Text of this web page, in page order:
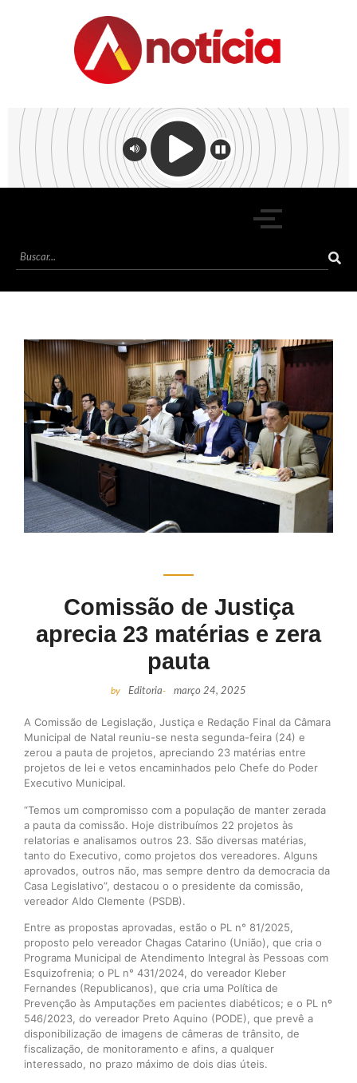
Comissão de Justiça
aprecia 23 matérias e zera
pauta
by Editoria- março 24, 2025
A Comissão de Legislação, Justiça e Redação Final da Câmara
Municipal de Natal reuniu-se nesta segunda-feira (24) e
zerou a pauta de projetos, apreciando 23 matérias entre
projetos de lei e vetos encaminhados pelo Chefe do Poder
Executivo Municipal.
“Temos um compromisso com a população de manter zerada
a pauta da comissão. Hoje distribuímos 22 projetos às
relatorias e analisamos outros 23. São diversas matérias,
tanto do Executivo, como projetos dos vereadores. Alguns
aprovados, outros não, mas sempre dentro da democracia da
Casa Legislativo”, destacou o o presidente da comissão,
vereador Aldo Clemente (PSDB).
Entre as propostas aprovadas, estão o PL n° 81/2025,
proposto pelo vereador Chagas Catarino (União), que cria o
Programa Municipal de Atendimento Integral às Pessoas com
Esquizofrenia; o PL n° 431/2024, do vereador Kleber
Fernandes (Republicanos), que cria uma Política de
Prevenção às Amputações em pacientes diabéticos; e o PL nº
546/2023, do vereador Preto Aquino (PODE), que prevê a
disponibilização de imagens de câmeras de trânsito, de
fiscalização, de monitoramento e afins, a qualquer
interessado, no prazo máximo de dois dias úteis.